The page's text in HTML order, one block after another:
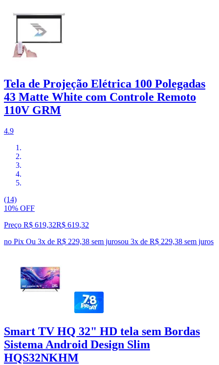
Tela de Projeção Elétrica 100 Polegadas
43 Matte White com Controle Remoto
110V GRM
4.9
(14)
10% OFF
Preço R$ 619,32R$ 619,32
no Pix Ou 3x de R$ 229,38 sem jurosou 3x de R$ 229,38 sem juros
Smart TV HQ 32" HD tela sem Bordas
Sistema Android Design Slim
HQS32NKHM